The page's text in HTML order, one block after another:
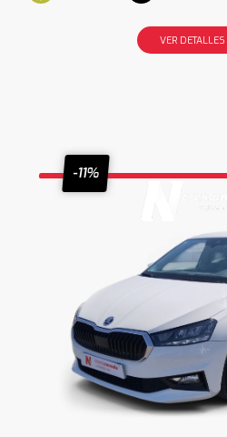
VER DETALLES
-11%